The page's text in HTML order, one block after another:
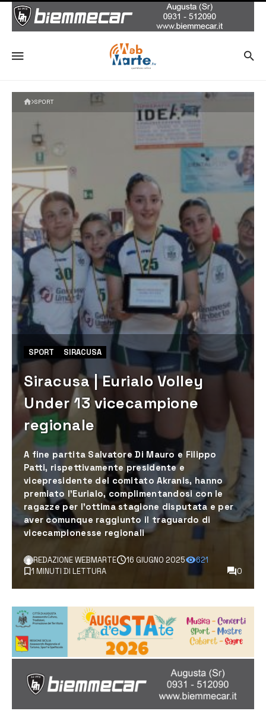
SPORT
SPORT SIRACUSA
Siracusa | Eurialo Volley
Under 13 vicecampione
regionale
A fine partita Salvatore Di Mauro e Filippo
Patti, rispettivamente presidente e
vicepresidente del comitato Akranis, hanno
premiato l’Eurialo, complimentandosi con le
ragazze per l’ottima stagione disputata e per
aver comunque raggiunto il traguardo di
vicecampionesse regionali
REDAZIONE WEBMARTE 16 GIUGNO 2025
621
1 MINUTI DI LETTURA
0